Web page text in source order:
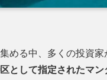
める中、多くの投資
として指定されたマ